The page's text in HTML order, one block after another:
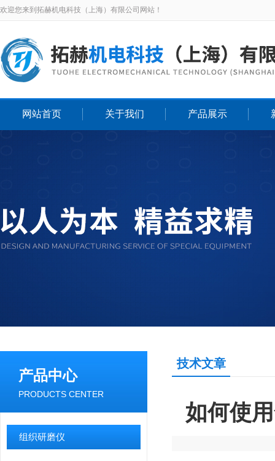
欢迎您来到拓赫机电科技（上海）有限公司网站！
网站首页 关于我们 产品展示
产品中心
PRODUCTS CENTER
组织研磨仪
技术文章
如何使